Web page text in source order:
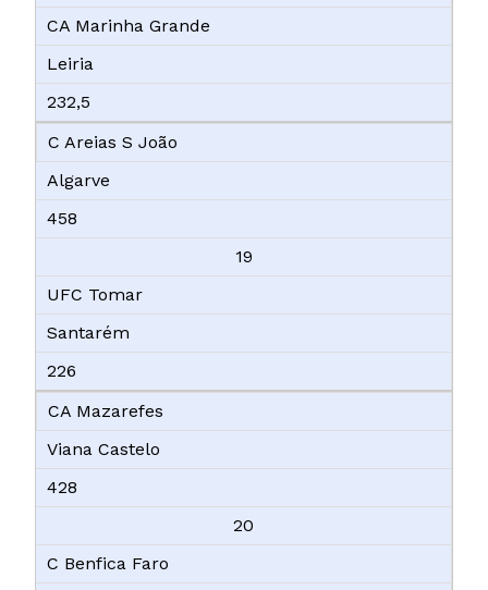
CA Marinha Grande
Leiria
232,5
C Areias S João
Algarve
458
19
UFC Tomar
Santarém
226
CA Mazarefes
Viana Castelo
428
20
C Benfica Faro